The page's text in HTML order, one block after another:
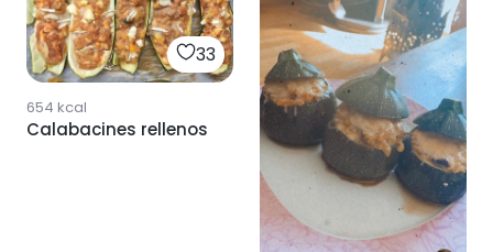
33
654 kcal
Calabacines rellenos